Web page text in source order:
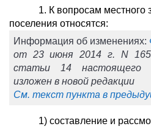
1. К вопросам местного
поселения относятся:
Информация об изменениях:
от 23 июня 2014 г. N
статьи 14 настоящего
изложен в новой редакции
См. текст пункта в
1) составление и